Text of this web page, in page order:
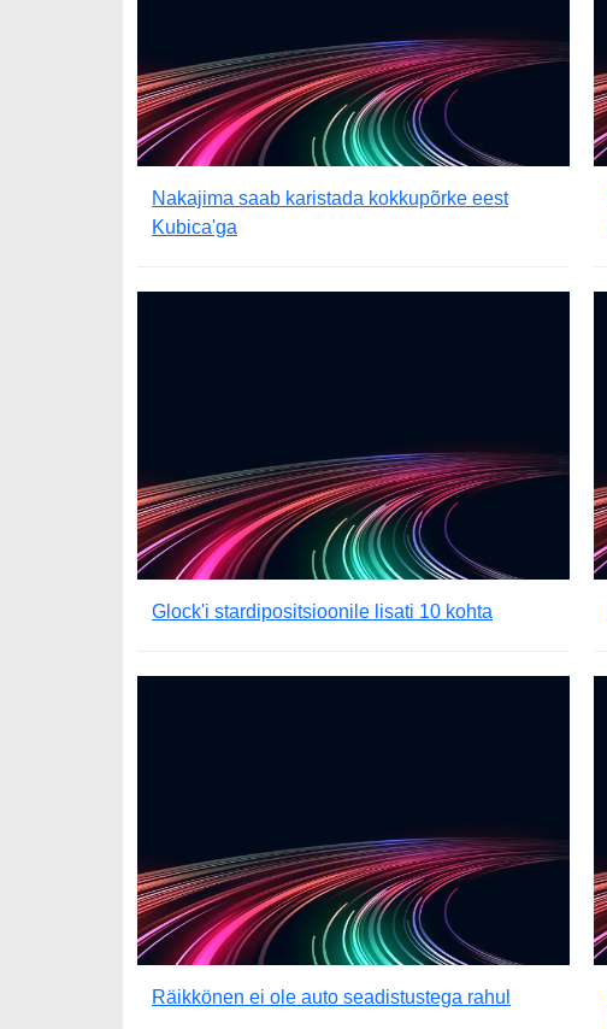
Nakajima saab karistada kokkupõrke eest
Kubica'ga
Glock'i stardipositsioonile lisati 10 kohta
Räikkönen ei ole auto seadistustega rahul